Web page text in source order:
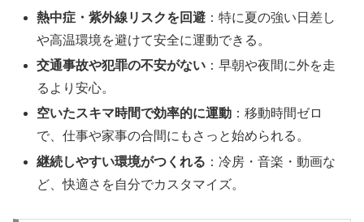
熱中症・紫外線リスクを回避 ：特に夏の強い日差し
や高温環境を避けて安全に運動できる。
交通事故や犯罪の不安がない ：早朝や夜間に外を走
るより安心。
空いたスキマ時間で効率的に運動 ：移動時間ゼロ
で、仕事や家事の合間にもさっと始められる。
継続しやすい環境がつくれる ：冷房・音楽・動画な
ど、快適さを自分でカスタマイズ。